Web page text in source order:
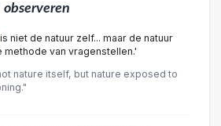
observeren
is niet de natuur zelf... maar de natuur
van vragenstellen.'
nature itself, but nature exposed to